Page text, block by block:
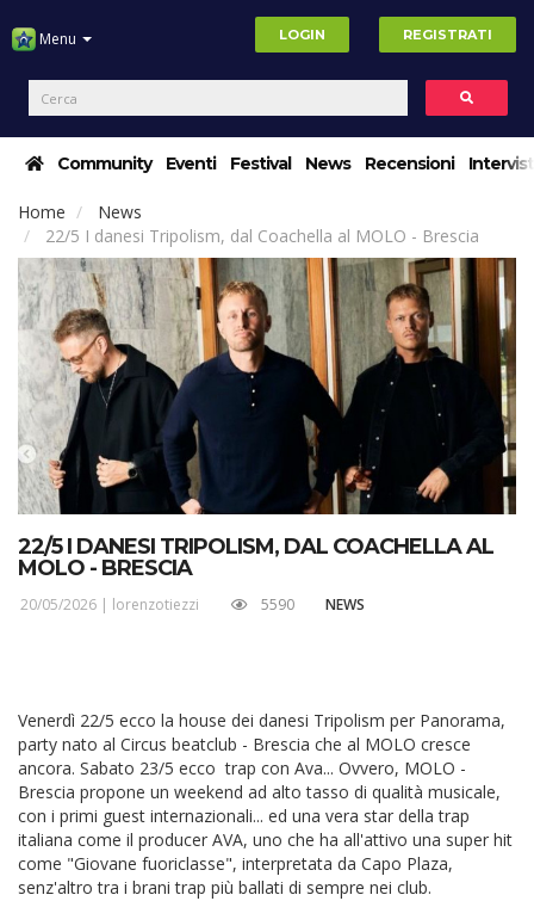
Menu LOGIN REGISTRATI
Community Eventi Festival News Recensioni
Home
News
22/5 I danesi Tripolism, dal Coachella al MOLO - Brescia
22/5 I DANESI TRIPOLISM, DAL COACHELLA AL
MOLO - BRESCIA
20/05/2026 | lorenzotiezzi 5590 NEWS
Venerdì 22/5 ecco la house dei danesi Tripolism per Panorama,
party nato al Circus beatclub - Brescia che al MOLO cresce
ancora. Sabato 23/5 ecco trap con Ava... Ovvero, MOLO -
Brescia propone un weekend ad alto tasso di qualità musicale,
con i primi guest internazionali... ed una vera star della trap
italiana come il producer AVA, uno che ha all'attivo una super hit
come "Giovane fuoriclasse", interpretata da Capo Plaza,
senz'altro tra i brani trap più ballati di sempre nei club.